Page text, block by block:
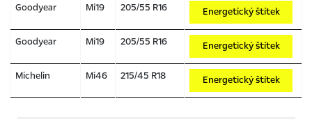
Goodyear Mi19 205/55 R16 Energetický štítek
Goodyear Mi19 205/55 R16 Energetický štítek
Michelin Mi46 215/45 R18 Energetický štítek